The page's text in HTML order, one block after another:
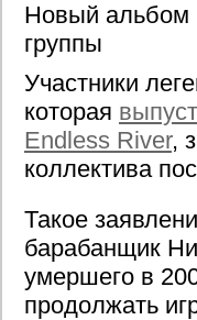
Новый альбом
группы
Участники
которая
Endless River,
коллектива
Такое
барабанщик
умершего в
продолжать